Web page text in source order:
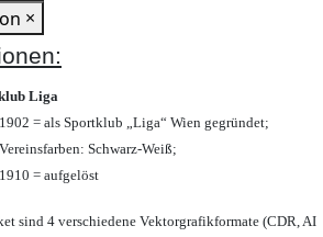
×
Liga
1902 = als Sportklub „Liga“ Wien gegründet;
Vereinsfarben: Schwarz-Weiß;
1910 = aufgelöst
sind 4 verschiedene Vektorgrafikformate (CDR, AI